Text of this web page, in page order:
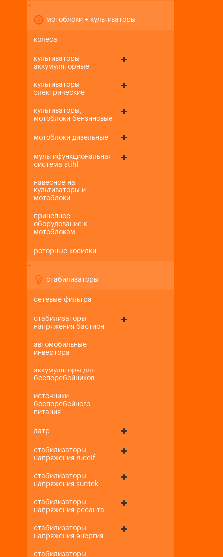
+-
мотоблоки + культиваторы
колеса
культиваторы
аккумуляторные
культиваторы
электрические
культиваторы,
мотоблоки бензиновые
мотоблоки дизельные
мультифункциональная
система stihl
навесное на
культиваторы и
мотоблоки
прицепное
оборудование к
мотоблокам
роторные косилки
+-
стабилизаторы
сетевые фильтра
стабилизаторы
напряжения бастион
автомобильные
инвертора
аккумуляторы для
бесперебойников
источники
бесперебойного
питания
латр
стабилизаторы
напряжения rucelf
стабилизаторы
напряжения suntek
стабилизаторы
напряжения ресанта
стабилизаторы
напряжения энергия
стабилизаторы